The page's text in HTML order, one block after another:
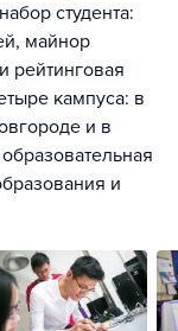
студента:
майнор
рейтинговая
кампуса: в
и в
и